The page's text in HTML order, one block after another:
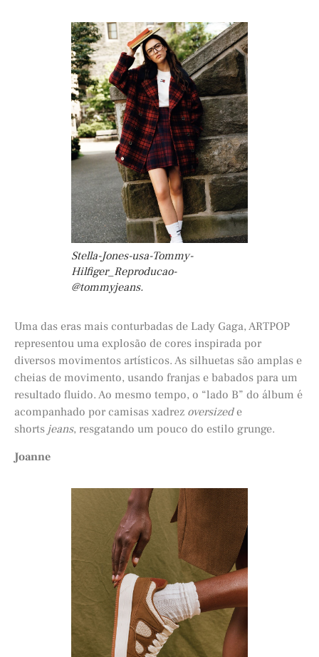
Stella-Jones-usa-Tommy-
Hilfiger_Reproducao-
@tommyjeans.
Uma das eras mais conturbadas de Lady Gaga, ARTPOP
representou uma explosão de cores inspirada por
diversos movimentos artísticos. As silhuetas são amplas e
cheias de movimento, usando franjas e babados para um
resultado fluido. Ao mesmo tempo, o “lado B” do álbum é
acompanhado por camisas xadrez oversizede
shorts jeans, resgatando um pouco do estilo grunge.
Joanne